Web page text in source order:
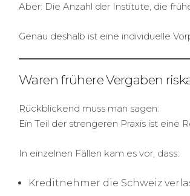
Aber: Die Anzahl der Institute, die
Genau deshalb ist eine individuelle
Waren frühere Vergaben
Rückblickend muss man sagen:
Ein Teil der strengeren Praxis ist eine
In einzelnen Fällen kam es vor, dass:
Kreditnehmer die Schweiz